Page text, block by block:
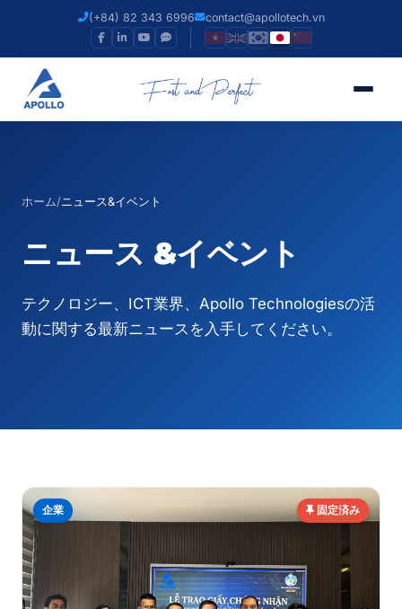
(+84) 82 343 6996 contact@apollotech.vn
ホーム/ニュース&イベント
ニュース &イベント
テクノロジー、ICT業界、Apollo Technologiesの活
動に関する最新ニュースを入手してください。
企業 固定済み